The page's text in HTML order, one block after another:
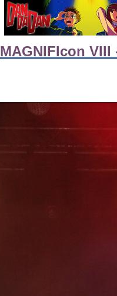
MAGNIFIcon